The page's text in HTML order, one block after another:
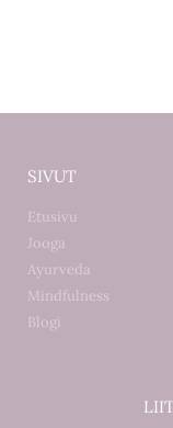
SIVUT
Etusivu
Jooga
Ayurveda
Mindfulness
Blogi